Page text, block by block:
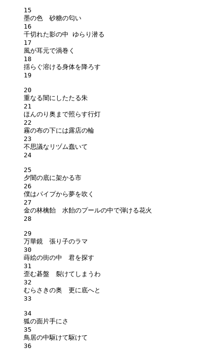
15
墨の色　砂糖の匂い
16
千切れた影の中 ゆらり潜る
17
風が耳元で渦巻く
18
揺らぐ溶ける身体を降ろす
19
20
重なる闇にしたたる朱
21
ほんのり奥まで照らす行灯
22
霧の布の下には露店の輪
23
不思議なリヅム蠢いて
24
25
夕闇の底に架かる市
26
僕はパイプから夢を吹く
27
金の林檎飴　水飴のプールの中で弾ける花火
28
29
万華鏡　張り子のラマ
30
蒔絵の街の中　君を探す
31
歪む碁盤　裂けてしまうわ
32
むらさきの奥　更に底へと
33
34
狐の面片手にさ
35
鳥居の中駆けて駆けて
36